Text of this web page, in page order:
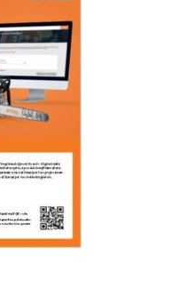
DI COLTIVAZIONE